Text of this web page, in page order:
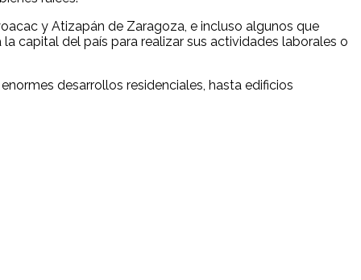
y Atizapán de Zaragoza, e incluso algunos que
capital del país para realizar sus actividades laborales o
desarrollos residenciales, hasta edificios